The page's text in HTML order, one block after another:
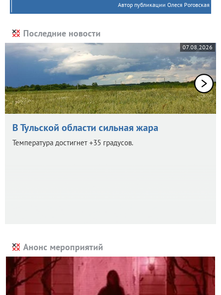
Автор публикации Олеся Роговская
Последние новости
07.08.2026
В Тульской области сильная жара
Температура достигнет +35 градусов.
Анонс мероприятий